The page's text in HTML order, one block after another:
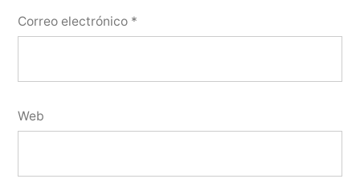
Correo electrónico *
Web